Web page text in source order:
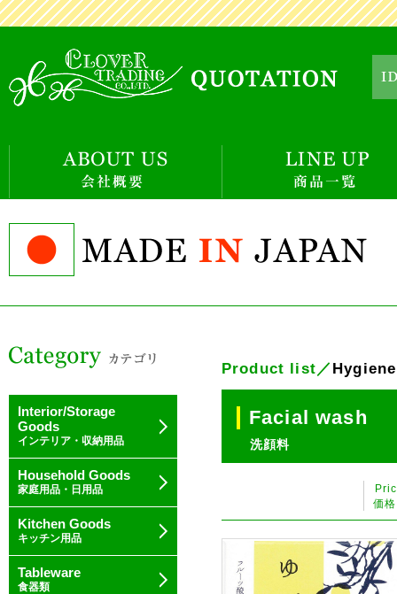
Interior/Storage
Goods
インテリア・収納用品
Household Goods
家庭用品・日用品
Kitchen Goods
キッチン用品
Tableware
食器類
Product list／
Facial wash
洗顔料
価